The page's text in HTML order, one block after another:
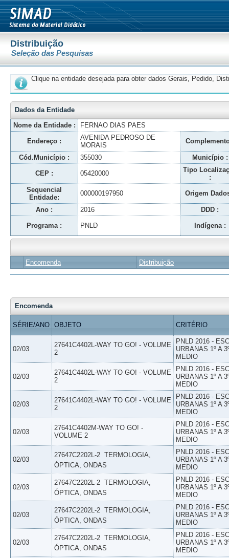
Distribuição
Seleção das Pesquisas
Clique na entidade desejada para obter dados Gerais, Pedido,
Dados da Entidade
Nome da Entidade :
FERNAO DIAS PAES
Endereço :
AVENIDA PEDROSO DE
MORAIS
Cód.Município : 355030 Município :
CEP : 05420000
Tipo
:
Sequencial
Entidade:
000000197950 Origem
Ano : 2016 DDD :
Programa : PNLD Indígena :
Encomenda Distribuição
Encomenda
SÉRIE/ANO OBJETO CRITÉRIO
02/03
27641C4402L-WAY TO GO! - VOLUME
2
PNLD 2016 -
URBANAS 1º A
MEDIO
02/03
27641C4402L-WAY TO GO! - VOLUME
2
PNLD 2016 -
URBANAS 1º A
MEDIO
02/03
27641C4402L-WAY TO GO! - VOLUME
2
PNLD 2016 -
URBANAS 1º A
MEDIO
02/03
27641C4402M-WAY TO GO! -
VOLUME 2
PNLD 2016 -
URBANAS 1º A
MEDIO
02/03
27647C2202L-2  TERMOLOGIA,
ÓPTICA, ONDAS
PNLD 2016 -
URBANAS 1º A
MEDIO
02/03
27647C2202L-2  TERMOLOGIA,
ÓPTICA, ONDAS
PNLD 2016 -
URBANAS 1º A
MEDIO
02/03
27647C2202L-2  TERMOLOGIA,
ÓPTICA, ONDAS
PNLD 2016 -
URBANAS 1º A
MEDIO
02/03
27647C2202L-2  TERMOLOGIA,
ÓPTICA, ONDAS
PNLD 2016 -
URBANAS 1º A
MEDIO